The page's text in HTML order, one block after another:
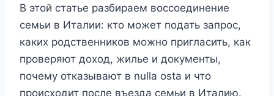
В этой статье разбираем воссоединение
семьи в Италии: кто может подать запрос,
каких родственников можно пригласить, как
проверяют доход, жилье и документы,
почему отказывают в nulla osta и что
происходит после въезда семьи в Италию.